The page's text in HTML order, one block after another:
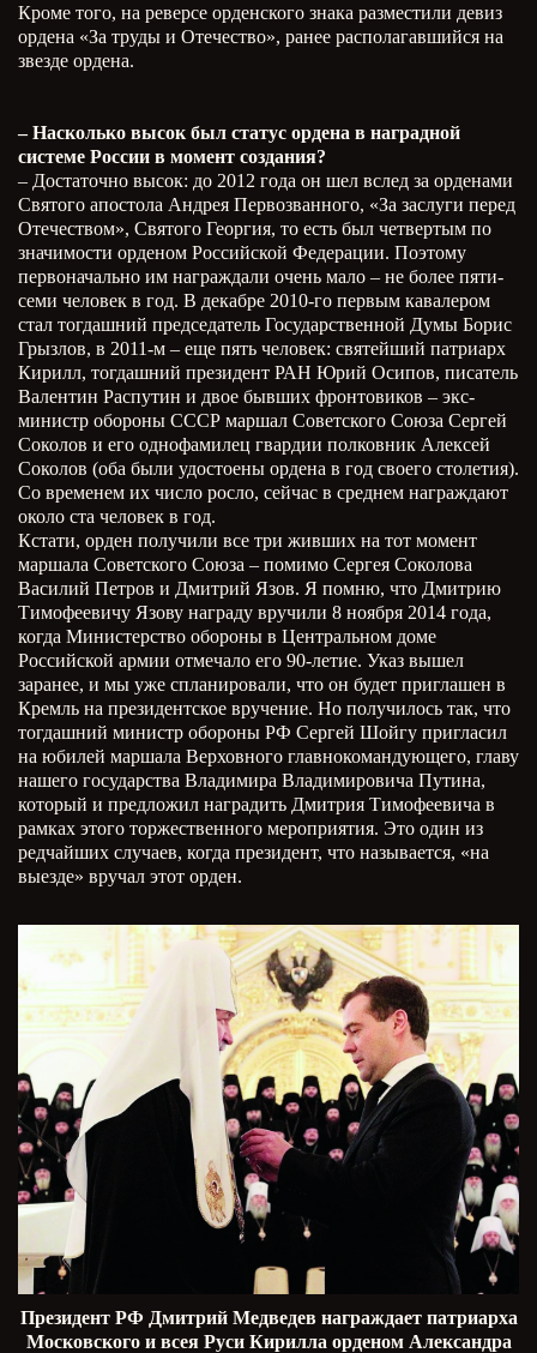
Кроме того, на реверсе орденского знака разместили девиз
ордена «За труды и Отечество», ранее располагавшийся на
звезде ордена.
– Насколько высок был статус ордена в наградной
системе России в момент создания?
– Достаточно высок: до 2012 года он шел вслед за орденами
Святого апостола Андрея Первозванного, «За заслуги перед
Отечеством», Святого Георгия, то есть был четвертым по
значимости орденом Российской Федерации. Поэтому
первоначально им награждали очень мало – не более пяти-
семи человек в год. В декабре 2010-го первым кавалером
стал тогдашний председатель Государственной Думы Борис
Грызлов, в 2011-м – еще пять человек: святейший патриарх
Кирилл, тогдашний президент РАН Юрий Осипов, писатель
Валентин Распутин и двое бывших фронтовиков – экс-
министр обороны СССР маршал Советского Союза Сергей
Соколов и его однофамилец гвардии полковник Алексей
Соколов (оба были удостоены ордена в год своего столетия).
Со временем их число росло, сейчас в среднем награждают
около ста человек в год.
Кстати, орден получили все три живших на тот момент
маршала Советского Союза – помимо Сергея Соколова
Василий Петров и Дмитрий Язов. Я помню, что Дмитрию
Тимофеевичу Язову награду вручили 8 ноября 2014 года,
когда Министерство обороны в Центральном доме
Российской армии отмечало его 90-летие. Указ вышел
заранее, и мы уже спланировали, что он будет приглашен в
Кремль на президентское вручение. Но получилось так, что
тогдашний министр обороны РФ Сергей Шойгу пригласил
на юбилей маршала Верховного главнокомандующего, главу
нашего государства Владимира Владимировича Путина,
который и предложил наградить Дмитрия Тимофеевича в
рамках этого торжественного мероприятия. Это один из
редчайших случаев, когда президент, что называется, «на
выезде» вручал этот орден.
Президент РФ Дмитрий Медведев награждает патриарха
Московского и всея Руси Кирилла орденом Александра